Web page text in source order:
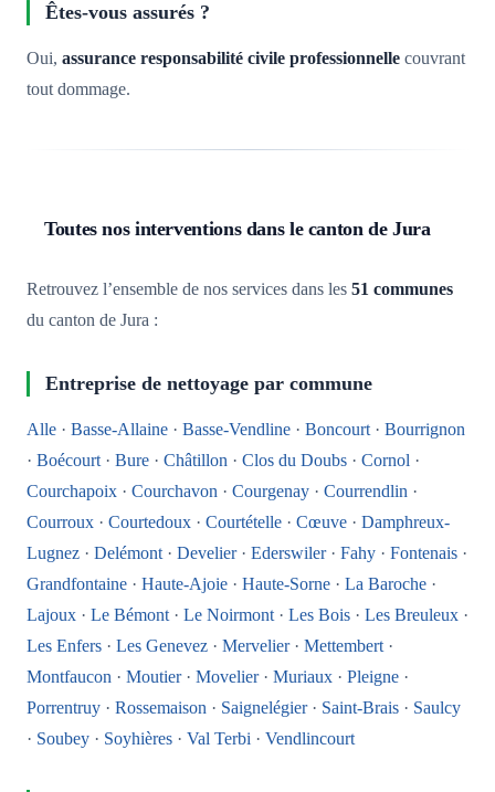
Êtes-vous assurés ?
Oui, assurance responsabilité civile professionnelle couvrant
tout dommage.
Toutes nos interventions dans le canton de Jura
Retrouvez l’ensemble de nos services dans les 51 communes
du canton de Jura :
Entreprise de nettoyage par commune
Alle · Basse-Allaine · Basse-Vendline · Boncourt· Bourrignon
· Boécourt· Bure · Châtillon · Clos du Doubs · Cornol ·
Courchapoix · Courchavon · Courgenay · Courrendlin ·
Courroux · Courtedoux · Courtételle · Cœuve · Damphreux-
Lugnez · Delémont· Develier· Ederswiler· Fahy · Fontenais ·
Grandfontaine · Haute-Ajoie · Haute-Sorne · La Baroche ·
Lajoux · Le Bémont· Le Noirmont· Les Bois · Les Breuleux ·
Les Enfers · Les Genevez · Mervelier· Mettembert·
Montfaucon · Moutier· Movelier· Muriaux · Pleigne ·
Porrentruy · Rossemaison · Saignelégier· Saint-Brais · Saulcy
· Soubey · Soyhières · Val Terbi · Vendlincourt